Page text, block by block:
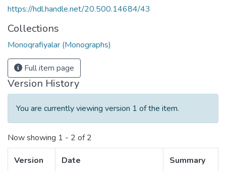
https://hdl.handle.net/20.500.14684/43
Collections
Monoqrafiyalar (Monographs)
Full item page
Version History
You are currently viewing version 1 of the item.
Now showing 1 - 2 of 2
Version Date Summary